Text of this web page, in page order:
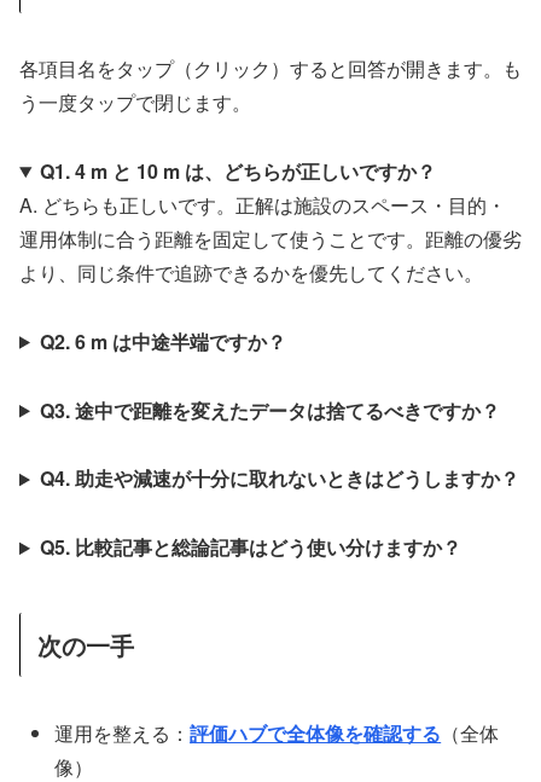
各項目名をタップ（クリック）すると回答が開きます。も
う一度タップで閉じます。
Q1. 4 m と 10 m は、どちらが正しいですか？
A. どちらも正しいです。正解は施設のスペース・目的・
運用体制に合う距離を固定して使うことです。距離の優劣
より、同じ条件で追跡できるかを優先してください。
Q2. 6 m は中途半端ですか？
Q3. 途中で距離を変えたデータは捨てるべきですか？
Q4. 助走や減速が十分に取れないときはどうしますか？
Q5. 比較記事と総論記事はどう使い分けますか？
次の一手
運用を整える：評価ハブで全体像を確認する （全体
像）